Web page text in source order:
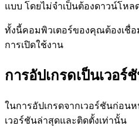
แบบ โดยไม่จำเป็นต้องดาวน์โหล
ทั้งนี้คอมพิวเตอร์ของคุณต้องเชื่อ
การเปิดใช้งาน
การอัปเกรดเป็นเวอร์
ในการอัปเกรดจากเวอร์ชันก่อน
เวอร์ชันล่าสุดและติดตั้งเท่านั้น